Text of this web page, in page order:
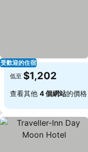
受歡迎的住宿
低至 $1,202
查看其他 4 個網站的價格